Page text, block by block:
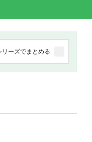
リーズでまとめる